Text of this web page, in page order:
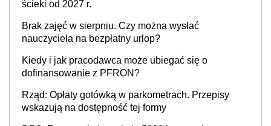
ścieki od 2027 r.
Brak zajęć w sierpniu. Czy można wysłać
nauczyciela na bezpłatny urlop?
Kiedy i jak pracodawca może ubiegać się o
dofinansowanie z PFRON?
Rząd: Opłaty gotówką w parkometrach. Przepisy
wskazują na dostępność tej formy